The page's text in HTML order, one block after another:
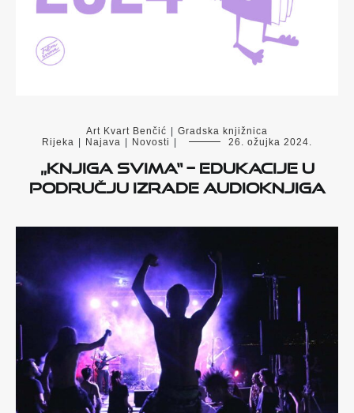
Art Kvart Benčić | Gradska knjižnica
Rijeka | Najava | Novosti | 26. ožujka 2024.
„Knjiga svima“ – edukacije u
području izrade audioknjiga